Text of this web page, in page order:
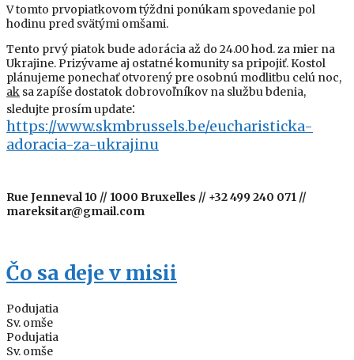
V tomto prvopiatkovom týždni ponúkam spovedanie pol
hodinu pred svätými omšami.
Tento prvý piatok bude adorácia až do 24.00 hod. za mier na
Ukrajine. Prizývame aj ostatné komunity sa pripojiť. Kostol
plánujeme ponechať otvorený pre osobnú modlitbu celú noc,
ak sa zapíše dostatok dobrovoľníkov na službu bdenia,
sledujte prosím update:
https://www.skmbrussels.be/eucharisticka-
adoracia-za-ukrajinu
Rue Jenneval 10 // 1000 Bruxelles // +32 499 240 071 //
mareksitar@gmail.com
Čo sa deje v misii
Podujatia
Sv. omše
Podujatia
Sv. omše